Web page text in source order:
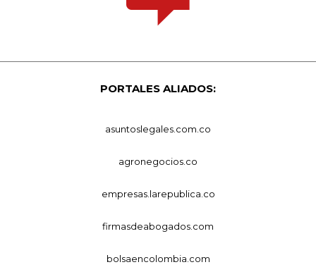
PORTALES ALIADOS:
asuntoslegales.com.co
agronegocios.co
empresas.larepublica.co
firmasdeabogados.com
bolsaencolombia.com